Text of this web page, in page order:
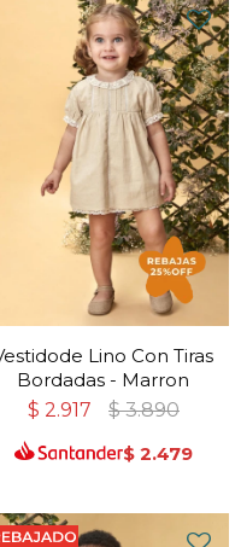
Lino Con Tiras
Bordadas - Marron
$ 2.917 $ 3.890
$ 2.479